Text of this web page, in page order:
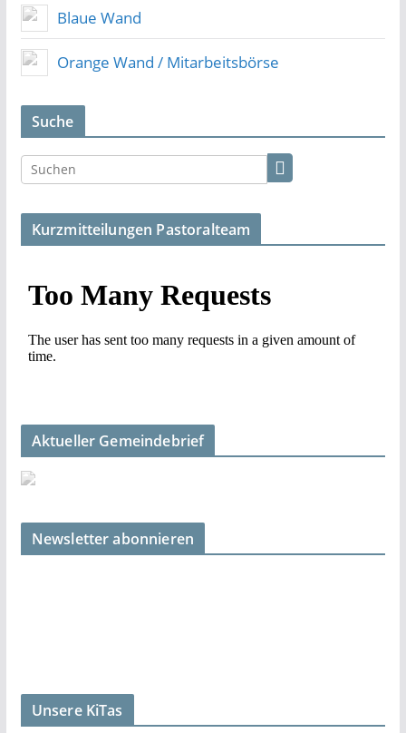
Blaue Wand
Orange Wand / Mitarbeitsbörse
Suche
Kurzmitteilungen Pastoralteam
Aktueller Gemeindebrief
Newsletter abonnieren
Unsere KiTas